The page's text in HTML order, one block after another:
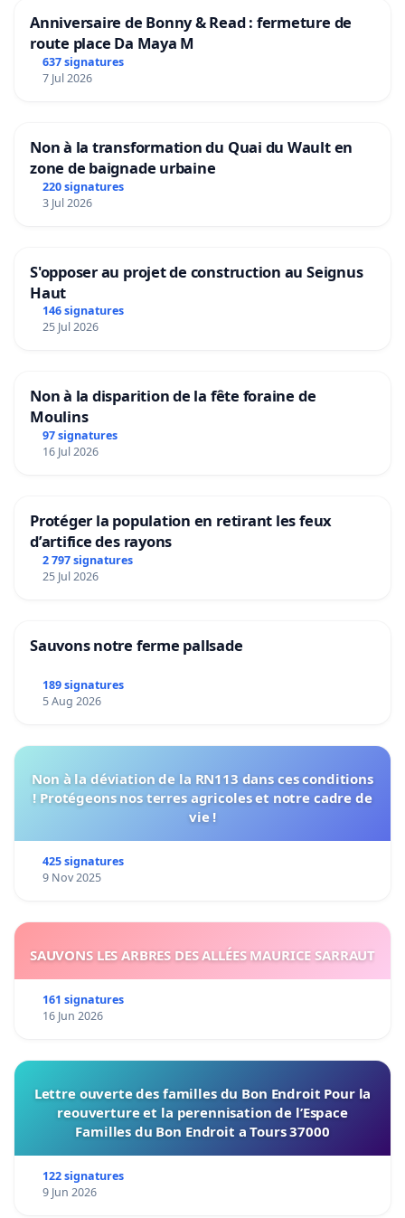
Anniversaire de Bonny & Read : fermeture de
route place Da Maya M
637 signatures
7 Jul 2026
Non à la transformation du Quai du Wault en
zone de baignade urbaine
220 signatures
3 Jul 2026
S'opposer au projet de construction au Seignus
Haut
146 signatures
25 Jul 2026
Non à la disparition de la fête foraine de
Moulins
97 signatures
16 Jul 2026
Protéger la population en retirant les feux
d’artifice des rayons
2 797 signatures
25 Jul 2026
Sauvons notre ferme pallsade
189 signatures
5 Aug 2026
Non à la déviation de la RN113 dans ces conditions
! Protégeons nos terres agricoles et notre cadre de
vie !
425 signatures
9 Nov 2025
SAUVONS LES ARBRES DES ALLÉES MAURICE SARRAUT
161 signatures
16 Jun 2026
Lettre ouverte des familles du Bon Endroit Pour la
reouverture et la perennisation de l’Espace
Familles du Bon Endroit a Tours 37000
122 signatures
9 Jun 2026